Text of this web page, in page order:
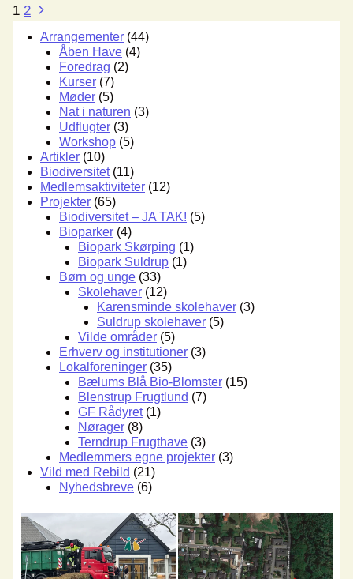
Bio-
Blomster
Side
navigation
1 2 Næste
side
Arrangementer (44)
Åben Have (4)
Foredrag (2)
Kurser (7)
Møder (5)
Nat i naturen (3)
Udflugter (3)
Workshop (5)
Artikler (10)
Biodiversitet(11)
Medlemsaktiviteter (12)
Projekter (65)
Biodiversitet – JA TAK! (5)
Bioparker (4)
Biopark Skørping (1)
Biopark Suldrup (1)
Børn og unge (33)
Skolehaver (12)
Karensminde skolehaver (3)
Suldrup skolehaver (5)
Vilde områder (5)
Erhverv og institutioner (3)
Lokalforeninger (35)
Bælums Blå Bio-Blomster (15)
Blenstrup Frugtlund (7)
GF Rådyret(1)
Nørager (8)
Terndrup Frugthave (3)
Medlemmers egne projekter (3)
Vild med Rebild (21)
Nyhedsbreve (6)